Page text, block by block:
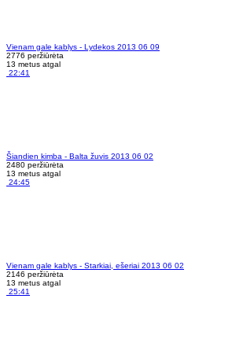
Vienam gale kablys - Lydekos 2013 06 09
2776 peržiūrėta
13 metus atgal
22:41
Šiandien kimba - Balta žuvis 2013 06 02
2480 peržiūrėta
13 metus atgal
24:45
Vienam gale kablys - Starkiai, ešeriai 2013 06 02
2146 peržiūrėta
13 metus atgal
25:41